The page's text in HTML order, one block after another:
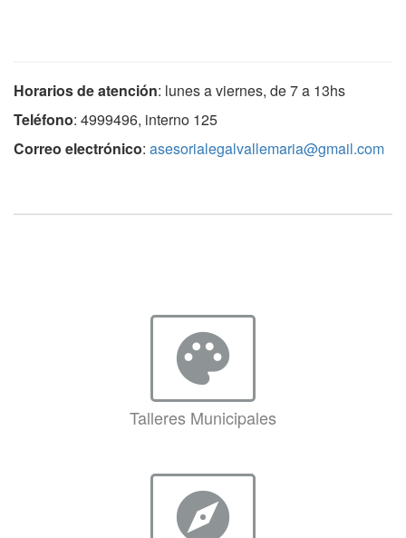
Horarios de atención: lunes a viernes, de 7 a 13hs
Teléfono: 4999496, interno 125
Correo electrónico: asesorialegalvallemaria@gmail.com
palette
Talleres Municipales
explore